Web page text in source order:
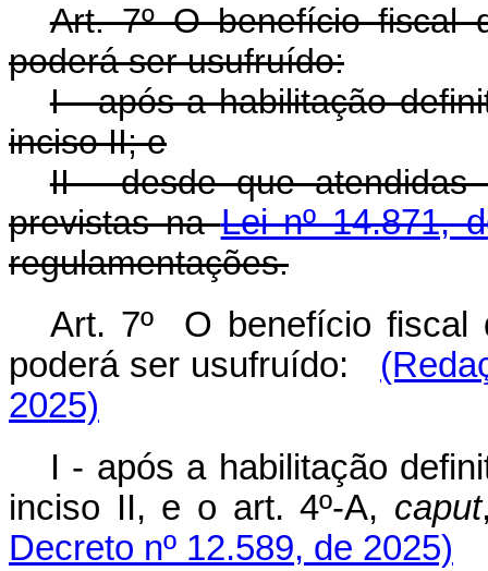
Art. 7º O benefício fiscal
poderá ser usufruído:
I - após a habilitação
inciso II; e
II - desde que atendidas
previstas naLei nº 14.871,
regulamentações.
Art. 7º O benefício fiscal
poderá ser usufruído:
2025)
I - após a habilitação
inciso II, e o art. 4º-A, caput
Decreto nº 12.589, de 2025)